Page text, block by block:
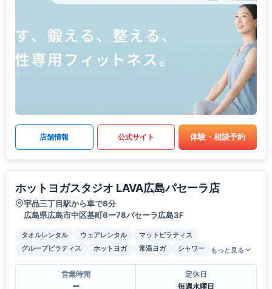
店舗情報 公式サイト 体験・相談予約
ホットヨガスタジオ LAVA広島パセーラ店
宇品三丁目駅から車で8分
広島県広島市中区基町6ー78パセーラ広島3F
タオルレンタル ウェアレンタル
マットピラティス
グループピラティス
ホットヨガ 常温ヨガ シャワー もっと見る
営業時間
ー
定休日
毎週水曜日